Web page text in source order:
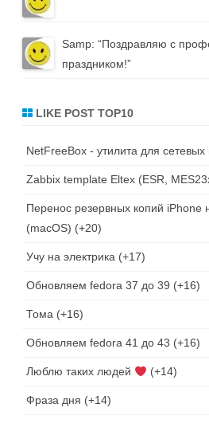
Samp: “Поздравляю с
праздником!”
LIKE POST TOP10
NetFreeBox - утилита для
Zabbix template Eltex (ESR,
Перенос резервных копий iPhone
(macOS)
+20
Учу на электрика +17
Обновляем fedora 37 до 39 +16
Тома +16
Обновляем fedora 41 до 43 +16
Люблю таких людей +14
Фраза дня +14